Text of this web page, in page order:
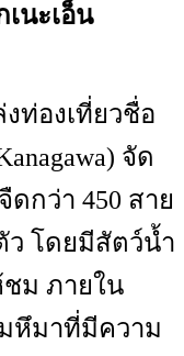
นะเอ็น
ท่องเที่ยวชื่อ
จัด
กว่า 450 สาย
ว โดยมีสัตว์น้ำ
ม ภายใน
มาที่มีความ